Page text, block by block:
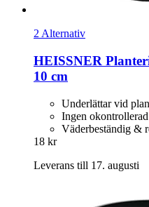
2 Alternativ
HEISSNER
10 cm
Underlättar vid
Ingen
Väderbeständig &
18 kr
Leverans till 17. augusti